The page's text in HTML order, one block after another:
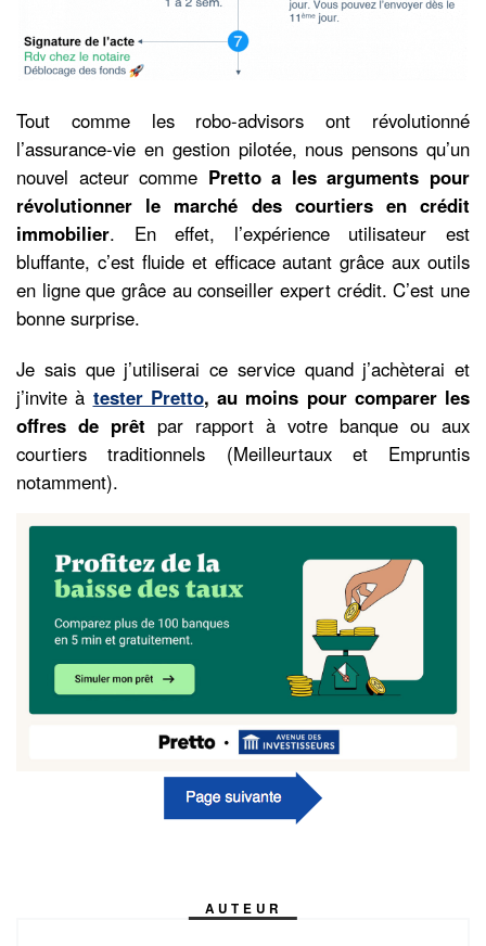
Tout comme les robo-advisors ont révolutionné
l’assurance-vie en gestion pilotée, nous pensons qu’un
nouvel acteur comme Pretto a les arguments pour
révolutionner le marché des courtiers en crédit
immobilier. En effet, l’expérience utilisateur est
bluffante, c’est fluide et efficace autant grâce aux outils
en ligne que grâce au conseiller expert crédit. C’est une
bonne surprise.
Je sais que j’utiliserai ce service quand j’achèterai et
j’invite à tester Pretto, au moins pour comparer les
offres de prêt par rapport à votre banque ou aux
courtiers traditionnels (Meilleurtaux et Empruntis
notamment).
AUTEUR